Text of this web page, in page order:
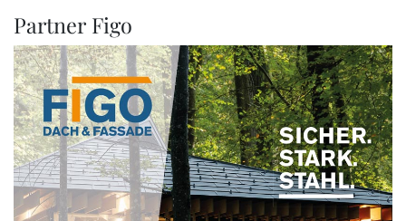
Partner Figo